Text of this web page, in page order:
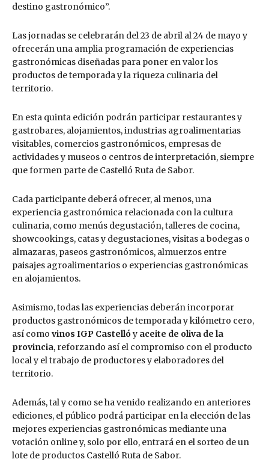
destino gastronómico”.
Las jornadas se celebrarán del 23 de abril al 24 de mayo y
ofrecerán una amplia programación de experiencias
gastronómicas diseñadas para poner en valor los
productos de temporada y la riqueza culinaria del
territorio.
En esta quinta edición podrán participar restaurantes y
gastrobares, alojamientos, industrias agroalimentarias
visitables, comercios gastronómicos, empresas de
actividades y museos o centros de interpretación, siempre
que formen parte de Castelló Ruta de Sabor.
Cada participante deberá ofrecer, al menos, una
experiencia gastronómica relacionada con la cultura
culinaria, como menús degustación, talleres de cocina,
showcookings, catas y degustaciones, visitas a bodegas o
almazaras, paseos gastronómicos, almuerzos entre
paisajes agroalimentarios o experiencias gastronómicas
en alojamientos.
Asimismo, todas las experiencias deberán incorporar
productos gastronómicos de temporada y kilómetro cero,
así como vinos IGP Castellóy aceite de oliva de la
provincia, reforzando así el compromiso con el producto
local y el trabajo de productores y elaboradores del
territorio.
Además, tal y como se ha venido realizando en anteriores
ediciones, el público podrá participar en la elección de las
mejores experiencias gastronómicas mediante una
votación online y, solo por ello, entrará en el sorteo de un
lote de productos Castelló Ruta de Sabor.